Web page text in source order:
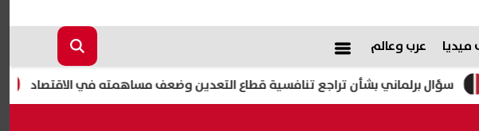
ميديا عرب وعالم
التظلم على إيقاف بشأن تراجع تنافسية قطاع التعدين وضعف مساهمته في الاقتصاد